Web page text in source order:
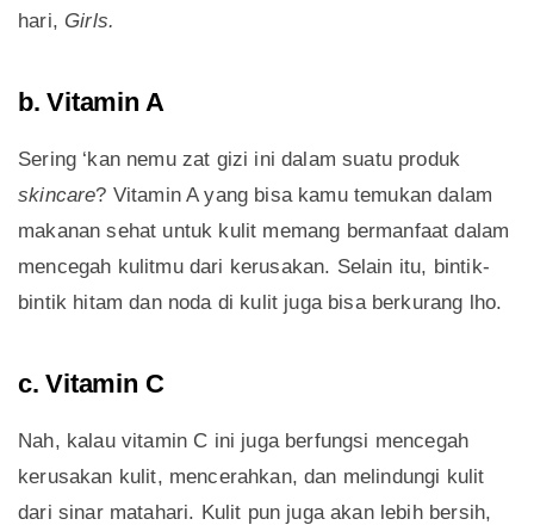
hari, Girls.
b. Vitamin A
Sering ‘kan nemu zat gizi ini dalam suatu produk
skincare? Vitamin A yang bisa kamu temukan dalam
makanan sehat untuk kulit memang bermanfaat dalam
mencegah kulitmu dari kerusakan. Selain itu, bintik-
bintik hitam dan noda di kulit juga bisa berkurang lho.
c. Vitamin C
Nah, kalau vitamin C ini juga berfungsi mencegah
kerusakan kulit, mencerahkan, dan melindungi kulit
dari sinar matahari. Kulit pun juga akan lebih bersih,